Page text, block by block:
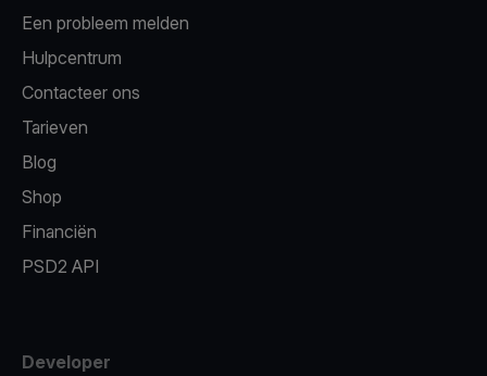
Een probleem melden
Hulpcentrum
Contacteer ons
Tarieven
Blog
Shop
Financiën
PSD2 API
Developer